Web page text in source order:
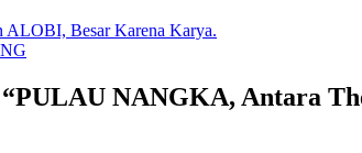
ALOBI, Besar Karena Karya.
PULAU NANGKA, Antara